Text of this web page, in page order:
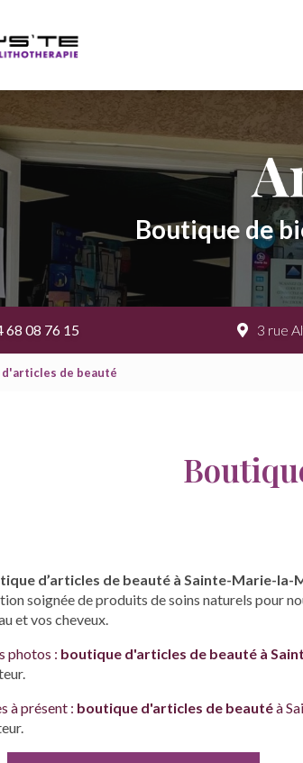
Boutique de
68 08 76 15 3 rue
de beauté
d’articles de beauté à Sainte-Marie-la-
soignée de produits de soins naturels pour
et vos cheveux.
photos : boutique d'articles de beautéà
à présent : boutique d'articles de beautéà